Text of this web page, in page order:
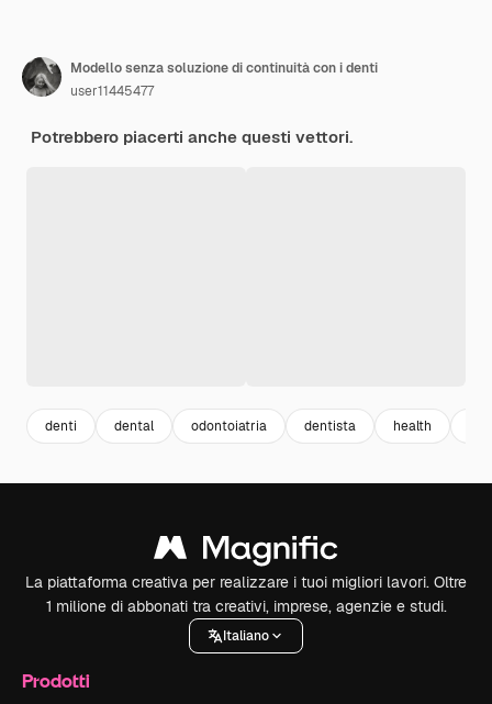
Modello senza soluzione di continuità con i denti
user11445477
Potrebbero piacerti anche questi vettori.
denti dental odontoiatria dentista health
La piattaforma creativa per realizzare i tuoi migliori lavori. Oltre
1 milione di abbonati tra creativi, imprese, agenzie e studi.
Italiano
Prodotti